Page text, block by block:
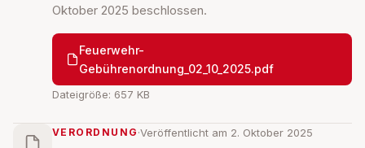
Oktober 2025 beschlossen.
Feuerwehr-
Gebührenordnung_02_10_2025.pdf
Dateigröße: 657 KB
VERORDNUNG ·Veröffentlicht am 2. Oktober 2025